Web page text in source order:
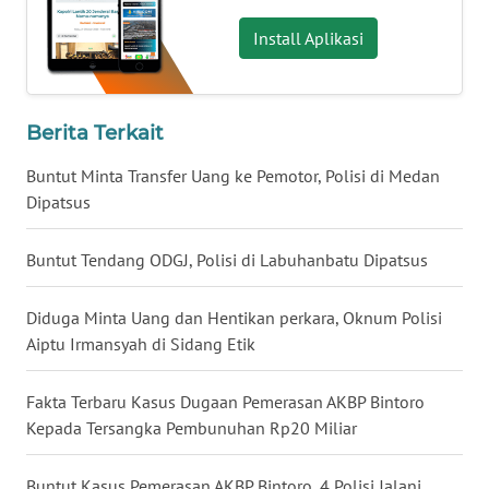
Install Aplikasi
Berita Terkait
Buntut Minta Transfer Uang ke Pemotor, Polisi di Medan
Dipatsus
Buntut Tendang ODGJ, Polisi di Labuhanbatu Dipatsus
Diduga Minta Uang dan Hentikan perkara, Oknum Polisi
Aiptu Irmansyah di Sidang Etik
Fakta Terbaru Kasus Dugaan Pemerasan AKBP Bintoro
Kepada Tersangka Pembunuhan Rp20 Miliar
WN
BABEL
SUMBAR
WN
SUMSEL
WN
LAMPUNG
WN
JATENG